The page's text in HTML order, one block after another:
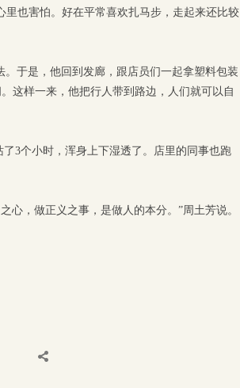
也害怕。好在平常喜欢扎马步，走起来还比较
于是，他回到发廊，跟店员们一起拿塑料包装
这样一来，他把行人带到路边，人们就可以自
3个小时，浑身上下湿透了。店里的同事也跑
心，做正义之事，是做人的本分。”周土芳说。